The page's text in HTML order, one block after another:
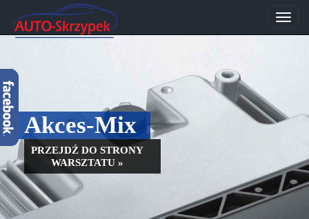
Akces-Mix
PRZEJDŹ DO STRONY
WARSZTATU »